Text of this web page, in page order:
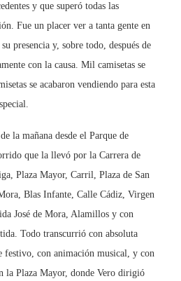
y que superó todas las
Fue un placer ver a tanta gente en
presencia y, sobre todo, después de
con la causa. Mil camisetas se
se acabaron vendiendo para esta
la mañana desde el Parque de
que la llevó por la Carrera de
Plaza Mayor, Carril, Plaza de San
Blas Infante, Calle Cádiz, Virgen
José de Mora, Alamillos y con
Todo transcurrió con absoluta
festivo, con animación musical, y con
la Plaza Mayor, donde Vero dirigió